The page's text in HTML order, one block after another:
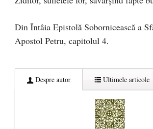
Din Întâia Epistolă Sobornicească a
Apostol Petru, capitolul 4.
Despre autor Ultimele articole